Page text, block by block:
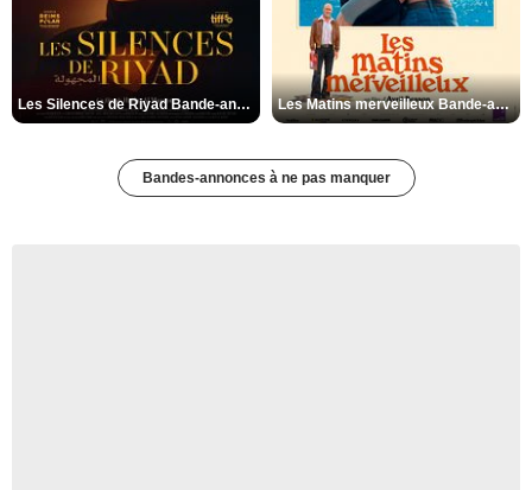
Les Silences de Riyad Bande-annonce VO STFR Les Matins merveilleux Bande-annonce VF
Bandes-annonces à ne pas manquer